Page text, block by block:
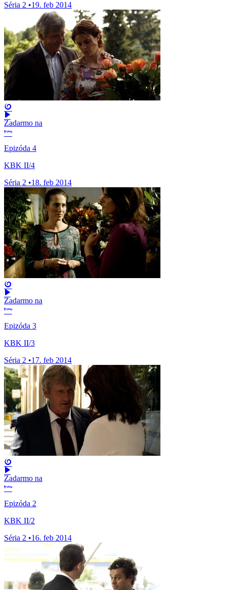
Séria 2 •19. feb 2014
Zadarmo na
Epizóda 4
KBK II/4
Séria 2 •18. feb 2014
Zadarmo na
Epizóda 3
KBK II/3
Séria 2 •17. feb 2014
Zadarmo na
Epizóda 2
KBK II/2
Séria 2 •16. feb 2014